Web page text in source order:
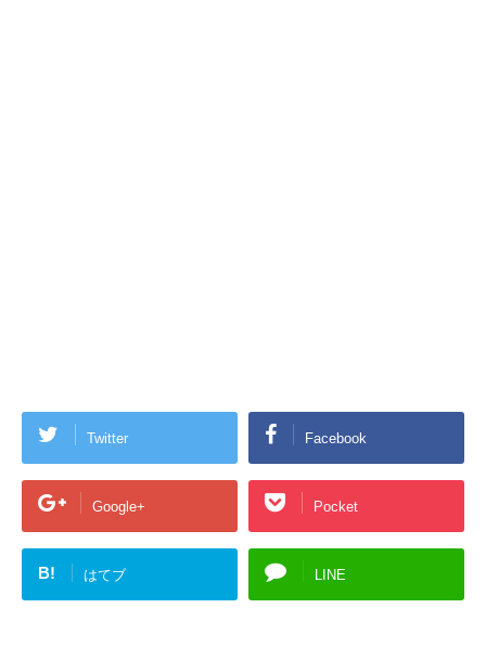
Twitter Facebook
Google+ Pocket
B! はてブ LINE